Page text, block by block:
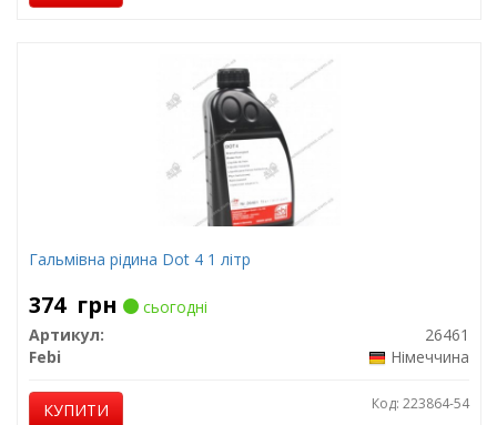
Гальмівна рідина Dot 4 1 літр
374 грн
сьогодні
Артикул:
26461
Febi
Німеччина
КУПИТИ Код: 223864-54